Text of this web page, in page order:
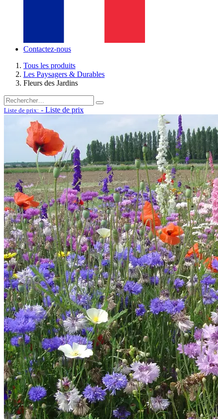
Contactez-nous
Tous les produits
Les Paysagers & Durables
Fleurs des Jardins
Liste de prix: - Liste de prix